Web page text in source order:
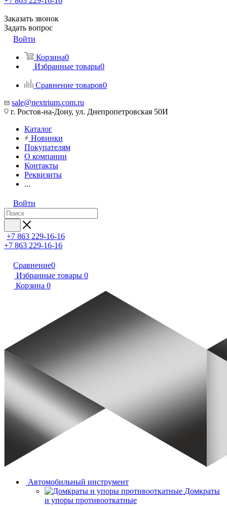
Заказать звонок
Задать вопрос
Войти
Корзина0
Избранные товары0
Сравнение товаров0
sale@nextrium.com.ru
г. Ростов-на-Дону, ул. Днепропетровская 50И
Каталог
Новинки
Покупателям
О компании
Контакты
Реквизиты
...
Войти
+7 863 229-16-16
+7 863 229-16-16
Сравнение0
Избранные товары 0
Корзина 0
Автомобильный инструмент
Домкраты
и упоры противооткатные